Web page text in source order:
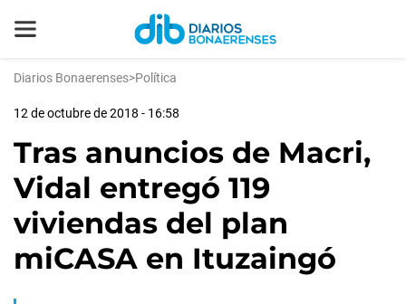
Diarios Bonaerenses>Política
12 de octubre de 2018 - 16:58
Tras anuncios de Macri,
Vidal entregó 119
viviendas del plan
miCASA en Ituzaingó